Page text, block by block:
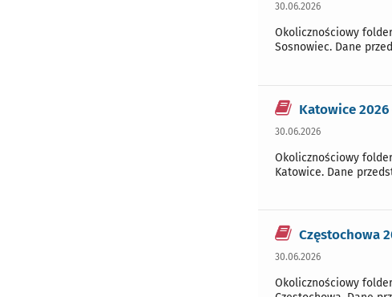
30.06.2026
Okolicznościowy
Sosnowiec. Dane
Katowice
30.06.2026
Okolicznościowy
Katowice. Dane
Częstochowa
30.06.2026
Okolicznościowy